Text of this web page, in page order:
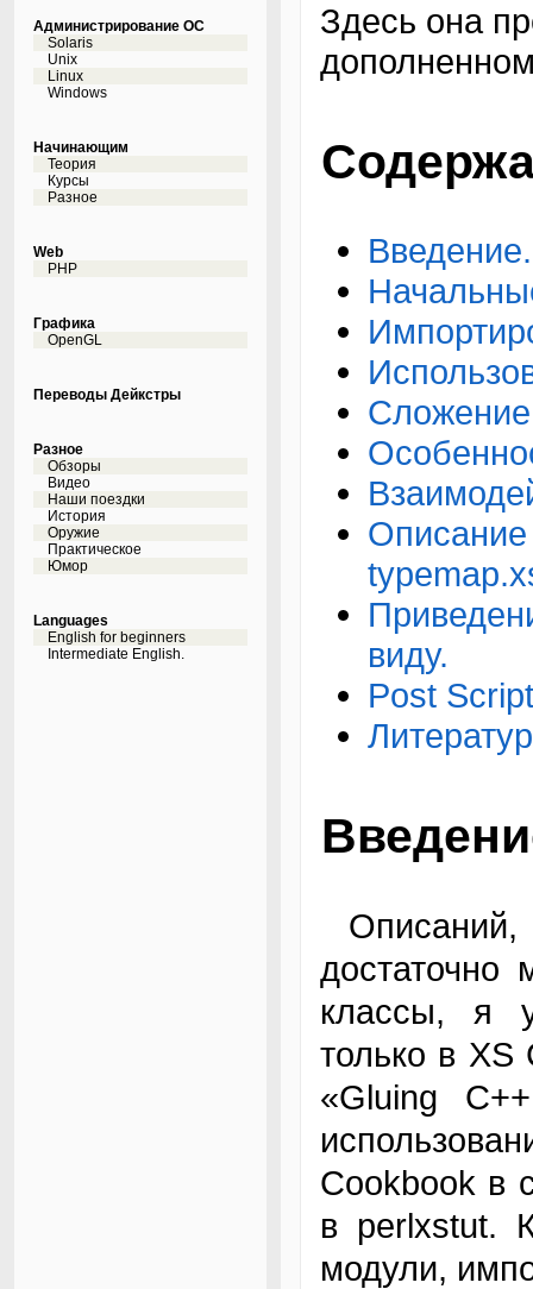
Администрирование ОС
Solaris
Unix
Linux
Windows
Начинающим
Теория
Курсы
Разное
Web
PHP
Графика
OpenGL
Переводы Дейкстры
Разное
Обзоры
Видео
Наши поездки
История
Оружие
Практическое
Юмор
Languages
English for beginners
Intermediate English.
Здесь она
Введение.
Описание
виду.
Post
Описаний, как импортировать функции из С,
достаточно
классы, я
только в
«Gluing
Cookbook в
в perlxstut.
модули,